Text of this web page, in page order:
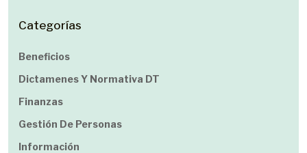
Categorías
Beneficios
Dictamenes Y Normativa DT
Finanzas
Gestión De Personas
Información